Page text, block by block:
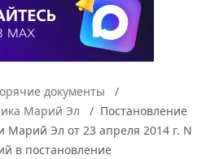
документы
Марий Эл
Постановление
Марий Эл от 23 апреля 2014 г. N
в постановление